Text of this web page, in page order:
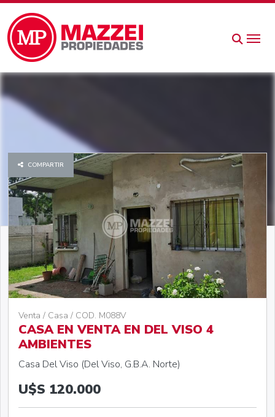
COMPARTIR
Venta / Casa / COD. M088V
CASA EN VENTA EN DEL VISO 4
AMBIENTES
Casa Del Viso (Del Viso, G.B.A. Norte)
U$S 120.000